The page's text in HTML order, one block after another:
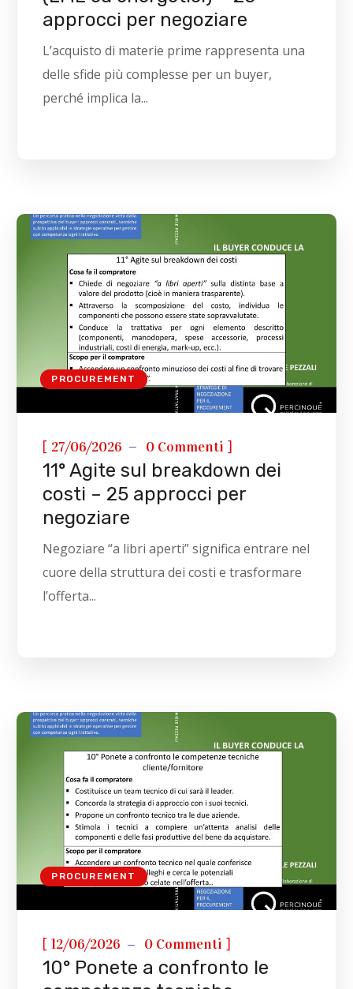
approcci per negoziare
L’acquisto di materie prime rappresenta una
delle sfide più complesse per un buyer,
perché implica la...
PROCUREMENT
[ 27/06/2026 0 Commenti ]
11° Agite sul breakdown dei
costi – 25 approcci per
negoziare
Negoziare “a libri aperti” significa entrare nel
cuore della struttura dei costi e trasformare
l’offerta...
PROCUREMENT
[12/06/2026 0 Commenti ]
10° Ponete a confronto le